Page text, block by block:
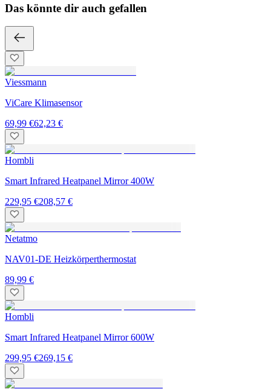
Das könnte dir auch gefallen
Viessmann
ViCare Klimasensor
69,99 €62,23 €
Hombli
Smart Infrared Heatpanel Mirror 400W
229,95 €208,57 €
Netatmo
NAV01-DE Heizkörperthermostat
89,99 €
Hombli
Smart Infrared Heatpanel Mirror 600W
299,95 €269,15 €